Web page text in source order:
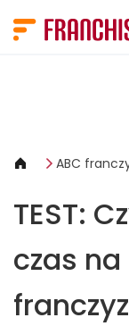
ABC
TEST:
czas